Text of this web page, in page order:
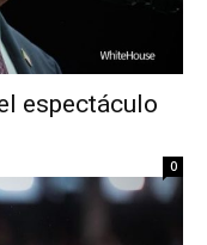
espectáculo
0